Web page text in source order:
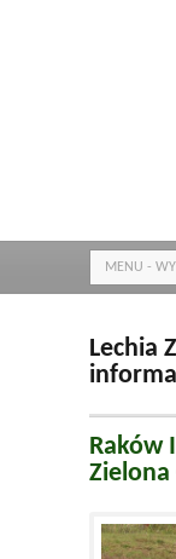
MENU -
Lechia
Raków
Zielona